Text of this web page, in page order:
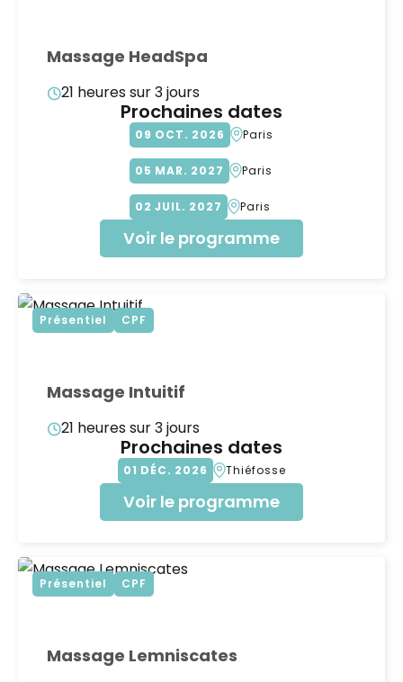
Massage HeadSpa
21 heures sur 3 jours
Prochaines dates
09 OCT 2026 Paris
05 MAR 2027 Paris
02 JUIL 2027 Paris
Voir le programme
Présentiel CPF
Massage Intuitif
21 heures sur 3 jours
Prochaines dates
01 DÉC 2026 Thiéfosse
Voir le programme
Présentiel CPF
Massage Lemniscates